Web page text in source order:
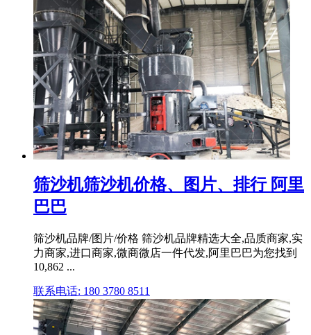
筛沙机筛沙机价格、图片、排行 阿里
巴巴
筛沙机品牌/图片/价格 筛沙机品牌精选大全,品质商家,实
力商家,进口商家,微商微店一件代发,阿里巴巴为您找到
10,862 ...
联系电话: 180 3780 8511